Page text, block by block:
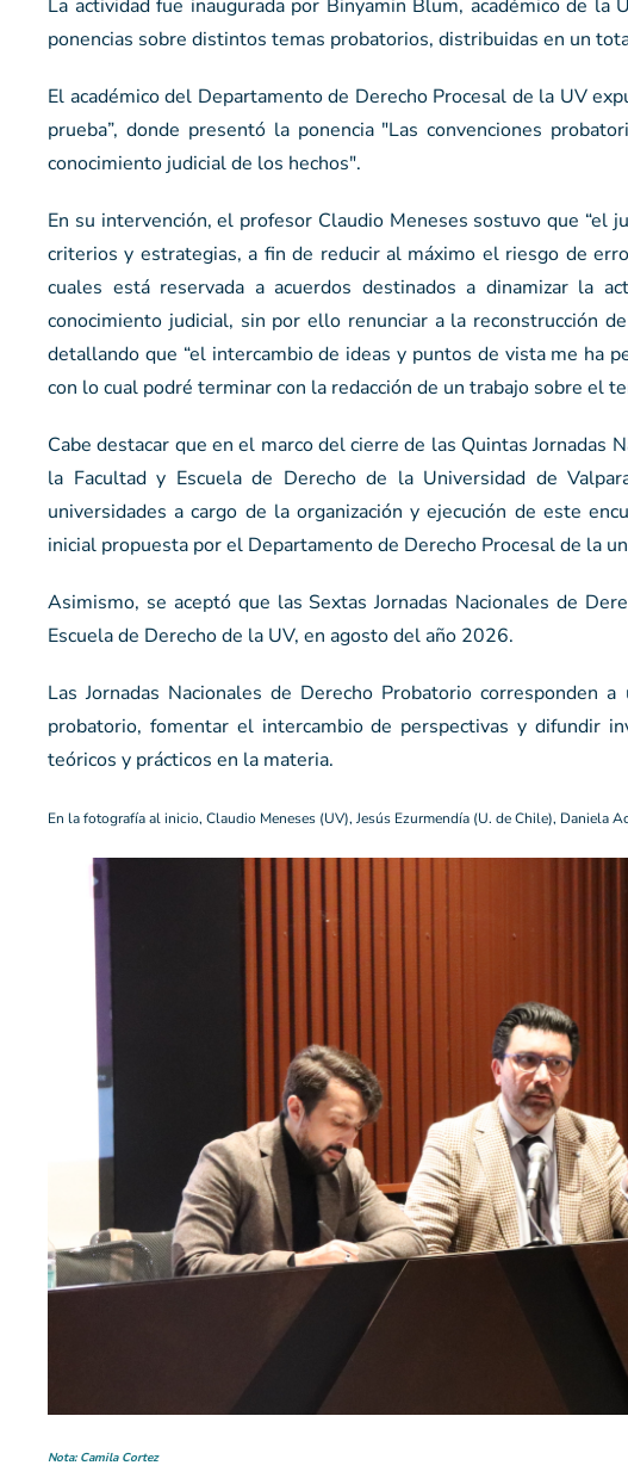
La actividad fue inaugurada por Binyamin Blum, académico de la
ponencias sobre distintos temas probatorios, distribuidas en un
El académico del Departamento de Derecho Procesal de la UV
prueba”, donde presentó la ponencia "Las convenciones
conocimiento judicial de los hechos".
En su intervención, el profesor Claudio Meneses sostuvo que “el
criterios y estrategias, a fin de reducir al máximo el riesgo de
cuales está reservada a acuerdos destinados a dinamizar la
conocimiento judicial, sin por ello renunciar a la reconstrucción
detallando que “el intercambio de ideas y puntos de vista me ha
con lo cual podré terminar con la redacción de un trabajo sobre el
Cabe destacar que en el marco del cierre de las Quintas Jornadas
la Facultad y Escuela de Derecho de la Universidad de
universidades a cargo de la organización y ejecución de este
inicial propuesta por el Departamento de Derecho Procesal de la
Asimismo, se aceptó que las Sextas Jornadas Nacionales de
Escuela de Derecho de la UV, en agosto del año 2026.
Las Jornadas Nacionales de Derecho Probatorio
probatorio, fomentar el intercambio de perspectivas y difundir
teóricos y prácticos en la materia.
En la fotografía al inicio, Claudio Meneses (UV), Jesús Ezurmendía (U. de Chile), Daniela
Nota: Camila Cortez